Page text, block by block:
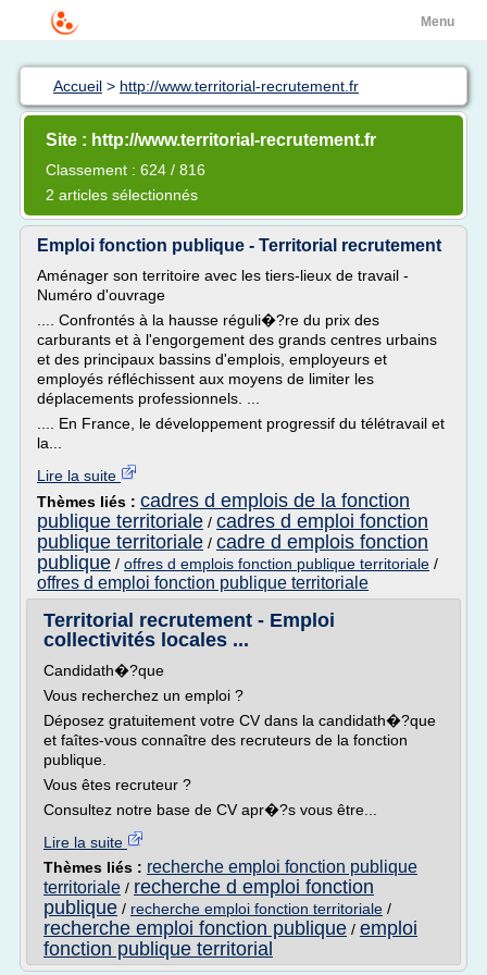
Menu
Accueil > http://www.territorial-recrutement.fr
Site : http://www.territorial-recrutement.fr
Classement : 624 / 816
2 articles sélectionnés
Emploi fonction publique - Territorial recrutement
Aménager son territoire avec les tiers-lieux de travail -
Numéro d'ouvrage
.... Confrontés à la hausse réguli�?re du prix des
carburants et à l'engorgement des grands centres urbains
et des principaux bassins d'emplois, employeurs et
employés réfléchissent aux moyens de limiter les
déplacements professionnels. ...
.... En France, le développement progressif du télétravail et
la...
Lire la suite
Thèmes liés : cadres d emplois de la fonction
publique territoriale / cadres d emploi fonction
publique territoriale / cadre d emplois fonction
publique / offres d emplois fonction publique territoriale /
offres d emploi fonction publique territoriale
Territorial recrutement - Emploi
collectivités locales ...
Candidath�?que
Vous recherchez un emploi ?
Déposez gratuitement votre CV dans la candidath�?que
et faîtes-vous connaître des recruteurs de la fonction
publique.
Vous êtes recruteur ?
Consultez notre base de CV apr�?s vous être...
Lire la suite
Thèmes liés : recherche emploi fonction publique
territoriale / recherche d emploi fonction
publique / recherche emploi fonction territoriale /
recherche emploi fonction publique / emploi
fonction publique territorial